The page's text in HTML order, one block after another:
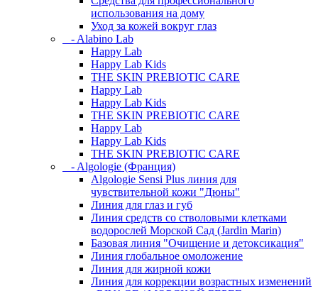
использования на дому
Уход за кожей вокруг глаз
- Alabino Lab
Happy Lab
Happy Lab Kids
THE SKIN PREBIOTIC CARE
Happy Lab
Happy Lab Kids
THE SKIN PREBIOTIC CARE
Happy Lab
Happy Lab Kids
THE SKIN PREBIOTIC CARE
- Algologie (Франция)
Algologie Sensi Plus линия для
чувcтвительной кожи "Дюны"
Линия для глаз и губ
Линия средств со стволовыми клетками
водорослей Морской Сад (Jardin Marin)
Базовая линия "Очищение и детоксикация"
Линия глобальное омоложение
Линия для жирной кожи
Линия для коррекции возрастных изменений